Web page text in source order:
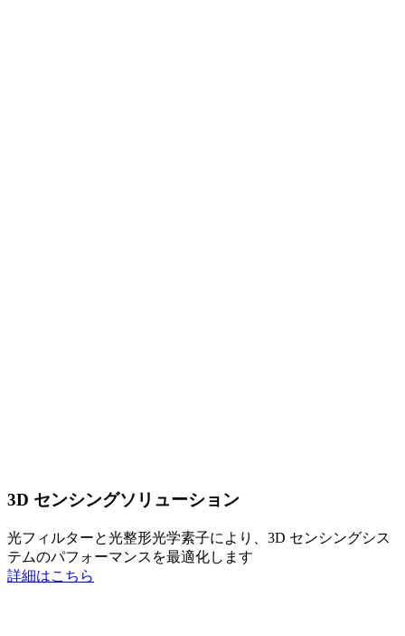
3D センシングソリューション
光フィルターと光整形光学素子により、3D センシングシス
テムのパフォーマンスを最適化します
詳細はこちら